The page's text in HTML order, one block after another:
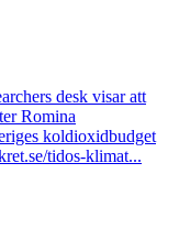
desk visar att
Romina
koldioxidbudget
tidos-klimat...